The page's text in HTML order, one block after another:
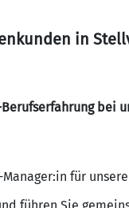
in
bei
für